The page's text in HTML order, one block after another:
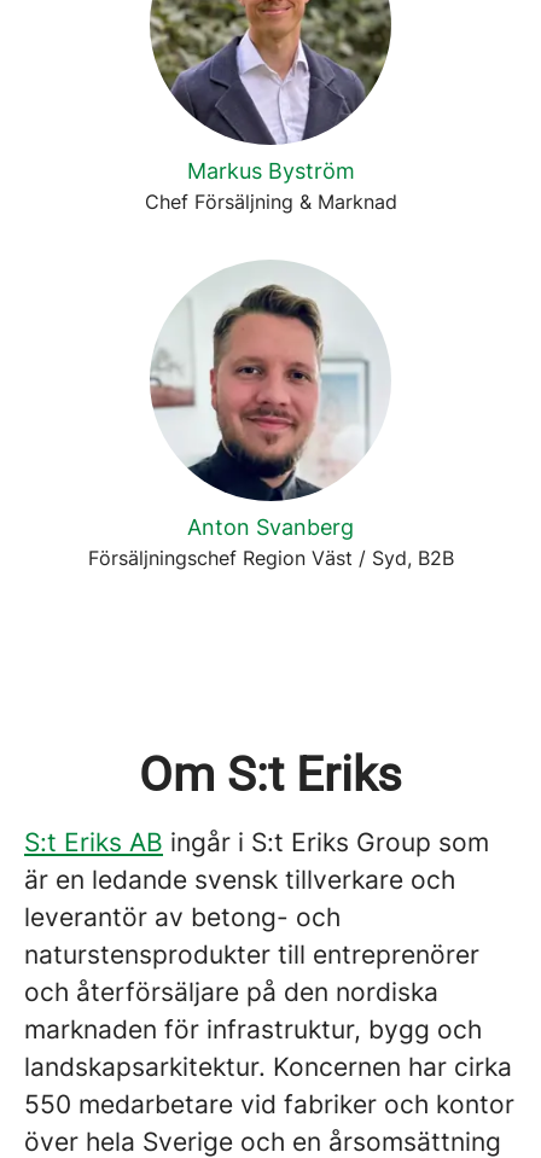
Markus Byström
Chef Försäljning & Marknad
Anton Svanberg
Försäljningschef Region Väst / Syd, B2B
Om S:t Eriks
S:t Eriks AB ingår i S:t Eriks Group som
är en ledande svensk tillverkare och
leverantör av betong- och
naturstensprodukter till entreprenörer
och återförsäljare på den nordiska
marknaden för infrastruktur, bygg och
landskapsarkitektur. Koncernen har cirka
550 medarbetare vid fabriker och kontor
över hela Sverige och en årsomsättning